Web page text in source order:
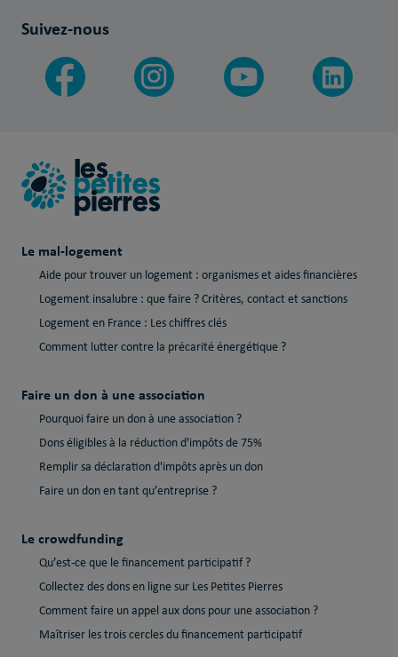
Suivez-nous
Le mal-logement
Aide pour trouver un logement : organismes et aides financières
Logement insalubre : que faire ? Critères, contact et sanctions
Logement en France : Les chiffres clés
Comment lutter contre la précarité énergétique ?
Faire un don à une association
Pourquoi faire un don à une association ?
Dons éligibles à la réduction d'impôts de 75%
Remplir sa déclaration d'impôts après un don
Faire un don en tant qu’entreprise ?
Le crowdfunding
Qu’est-ce que le financement participatif ?
Collectez des dons en ligne sur Les Petites Pierres
Comment faire un appel aux dons pour une association ?
Maîtriser les trois cercles du financement participatif